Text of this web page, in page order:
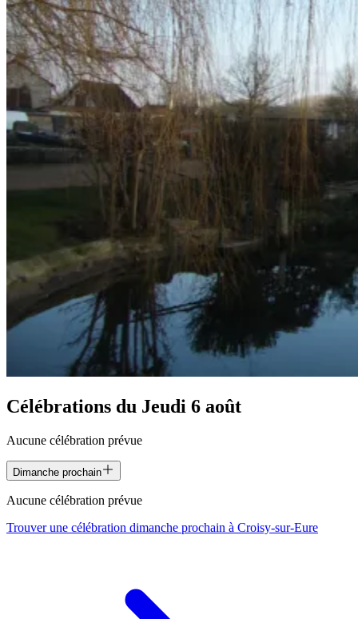
Célébrations du Jeudi 6 août
Aucune célébration prévue
Dimanche prochain
Aucune célébration prévue
Trouver une célébration dimanche prochain à Croisy-sur-Eure